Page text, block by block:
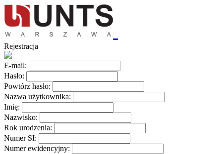
Rejestracja
E-mail:
Hasło:
Powtórz hasło:
Nazwa użytkownika:
Imię:
Nazwisko:
Rok urodzenia:
Numer SI:
Numer ewidencyjny: